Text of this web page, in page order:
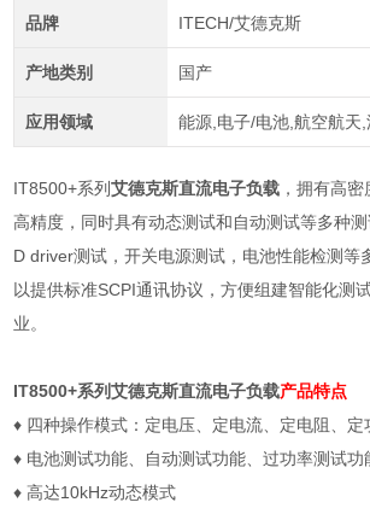
品牌 ITECH/艾德克斯
产地类别 国产
应用领域 能源,电子/电池,航空航天
IT8500+系列艾德克斯直流电子负载 ，拥有高
高精度，同时具有动态测试和自动测试等多种
D driver测试，开关电源测试，电池性能检测等
以提供标准SCPI通讯协议，方便组建智能化测
业。
IT8500+系列艾德克斯直流电子负载产品特点
♦ 四种操作模式：定电压、定电流、定电阻、定
♦ 电池测试功能、自动测试功能、过功率测试
♦ 高达10kHz动态模式